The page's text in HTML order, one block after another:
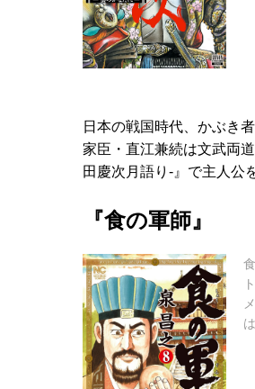
日本の戦国時代、かぶき
家臣・直江兼続は文武両
田慶次月語り-』で主人公
『食の軍師』